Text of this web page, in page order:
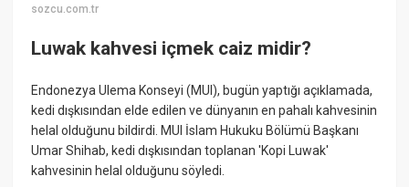
sozcu.com.tr
Luwak kahvesi içmek caiz midir?
Endonezya Ulema Konseyi (MUI), bugün yaptığı açıklamada,
kedi dışkısından elde edilen ve dünyanın en pahalı kahvesinin
helal olduğunu bildirdi. MUI İslam Hukuku Bölümü Başkanı
Umar Shihab, kedi dışkısından toplanan 'Kopi Luwak'
kahvesinin helal olduğunu söyledi.